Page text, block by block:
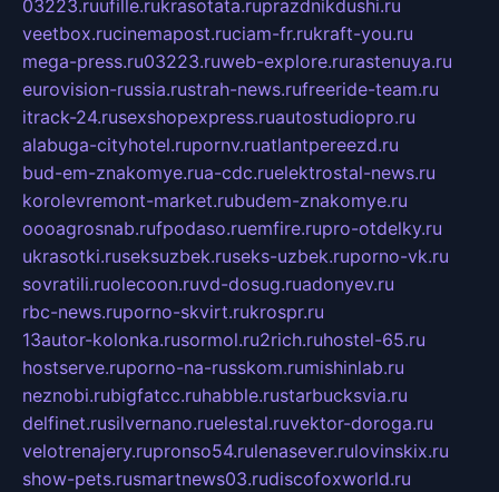
03223.ruufille.rukrasotata.ruprazdnikdushi.ru
veetbox.rucinemapost.ruciam-fr.rukraft-you.ru
mega-press.ru03223.ruweb-explore.rurastenuya.ru
eurovision-russia.rustrah-news.rufreeride-team.ru
itrack-24.rusexshopexpress.ruautostudiopro.ru
alabuga-cityhotel.rupornv.ruatlantpereezd.ru
bud-em-znakomye.rua-cdc.ruelektrostal-news.ru
korolevremont-market.rubudem-znakomye.ru
oooagrosnab.rufpodaso.ruemfire.rupro-otdelky.ru
ukrasotki.ruseksuzbek.ruseks-uzbek.ruporno-vk.ru
sovratili.ruolecoon.ruvd-dosug.ruadonyev.ru
rbc-news.ruporno-skvirt.rukrospr.ru
13autor-kolonka.rusormol.ru2rich.ruhostel-65.ru
hostserve.ruporno-na-russkom.rumishinlab.ru
neznobi.rubigfatcc.ruhabble.rustarbucksvia.ru
delfinet.rusilvernano.ruelestal.ruvektor-doroga.ru
velotrenajery.rupronso54.rulenasever.rulovinskix.ru
show-pets.rusmartnews03.rudiscofoxworld.ru